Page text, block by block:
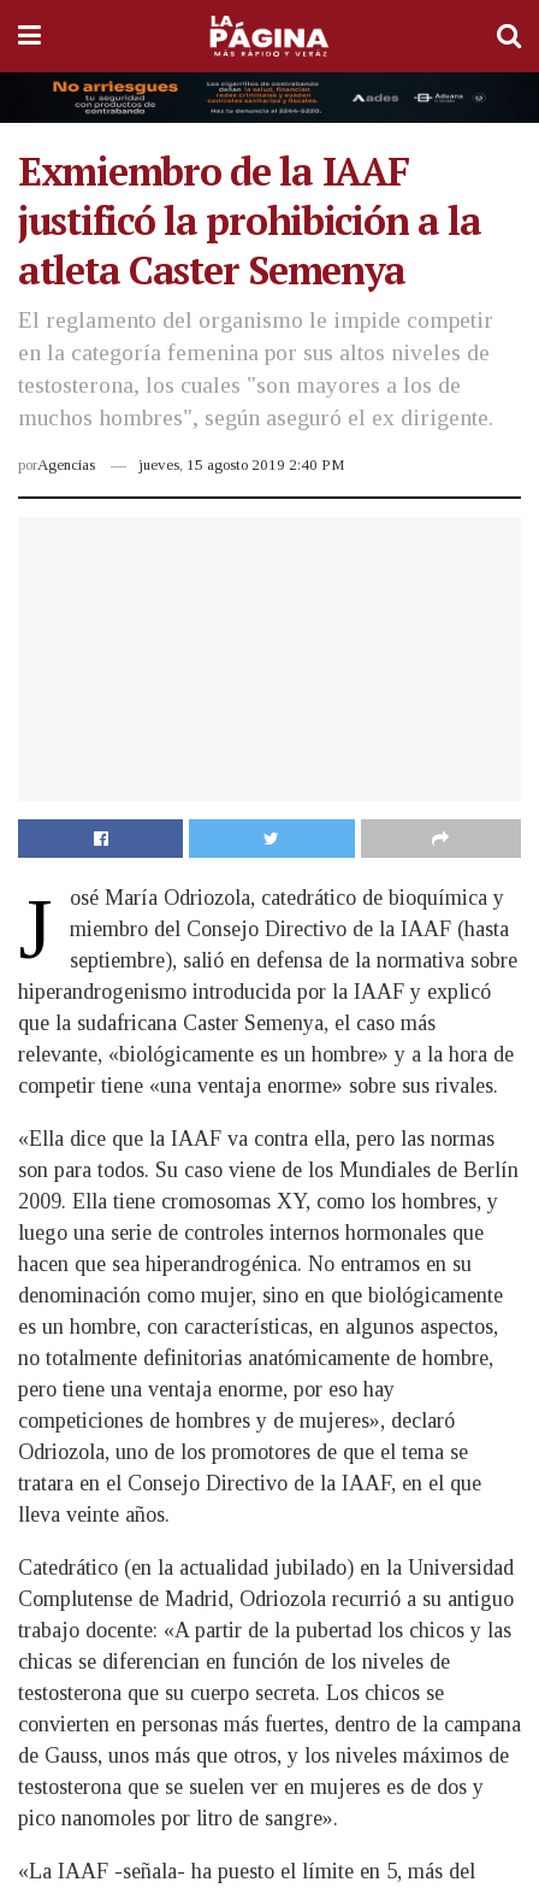
Exmiembro de la IAAF
justificó la prohibición a la
atleta Caster Semenya
El reglamento del organismo le impide competir
en la categoría femenina por sus altos niveles de
testosterona, los cuales "son mayores a los de
muchos hombres", según aseguró el ex dirigente.
porAgencias jueves, 15 agosto 2019 2:40 PM
J
osé María Odriozola, catedrático de bioquímica y
miembro del Consejo Directivo de la IAAF (hasta
septiembre), salió en defensa de la normativa sobre
hiperandrogenismo introducida por la IAAF y explicó
que la sudafricana Caster Semenya, el caso más
relevante, «biológicamente es un hombre» y a la hora de
competir tiene «una ventaja enorme» sobre sus rivales.
«Ella dice que la IAAF va contra ella, pero las normas
son para todos. Su caso viene de los Mundiales de Berlín
2009. Ella tiene cromosomas XY, como los hombres, y
luego una serie de controles internos hormonales que
hacen que sea hiperandrogénica. No entramos en su
denominación como mujer, sino en que biológicamente
es un hombre, con características, en algunos aspectos,
no totalmente definitorias anatómicamente de hombre,
pero tiene una ventaja enorme, por eso hay
competiciones de hombres y de mujeres», declaró
Odriozola, uno de los promotores de que el tema se
tratara en el Consejo Directivo de la IAAF, en el que
lleva veinte años.
Catedrático (en la actualidad jubilado) en la Universidad
Complutense de Madrid, Odriozola recurrió a su antiguo
trabajo docente: «A partir de la pubertad los chicos y las
chicas se diferencian en función de los niveles de
testosterona que su cuerpo secreta. Los chicos se
convierten en personas más fuertes, dentro de la campana
de Gauss, unos más que otros, y los niveles máximos de
testosterona que se suelen ver en mujeres es de dos y
pico nanomoles por litro de sangre».
«La IAAF -señala- ha puesto el límite en 5, más del